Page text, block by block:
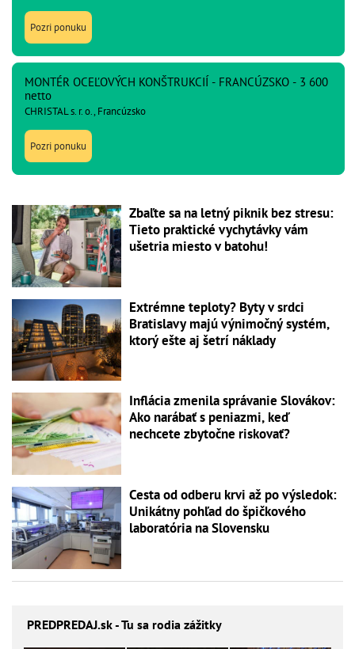
Pozri ponuku
MONTÉR OCEĽOVÝCH KONŠTRUKCIÍ - FRANCÚZSKO - 3 600
netto
CHRISTAL s. r. o., Francúzsko
Pozri ponuku
Zbaľte sa na letný piknik bez stresu:
Tieto praktické vychytávky vám
ušetria miesto v batohu!
Extrémne teploty? Byty v srdci
Bratislavy majú výnimočný systém,
ktorý ešte aj šetrí náklady
Inflácia zmenila správanie Slovákov:
Ako narábať s peniazmi, keď
nechcete zbytočne riskovať?
Cesta od odberu krvi až po výsledok:
Unikátny pohľad do špičkového
laboratória na Slovensku
PREDPREDAJ.sk - Tu sa rodia zážitky